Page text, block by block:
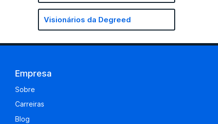
Visionários da Degreed
Empresa
Sobre
Carreiras
Blog